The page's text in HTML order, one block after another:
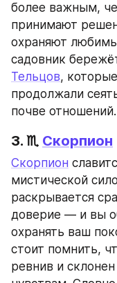
более важным,
принимают
охраняют
Тельцов,
продолжали
почве отношений.
3. ♏ Скорпион
Скорпион
мистической
раскрывается
доверие — и вы
охранять ваш
стоит помнить,
ревнив и